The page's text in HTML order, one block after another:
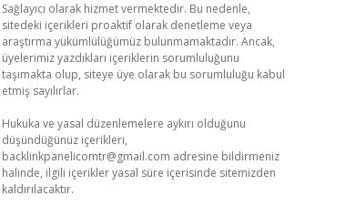
Sağlayıcı olarak hizmet vermektedir. Bu nedenle,
sitedeki içerikleri proaktif olarak denetleme veya
araştırma yükümlülüğümüz bulunmamaktadır. Ancak,
üyelerimiz yazdıkları içeriklerin sorumluluğunu
taşımakta olup, siteye üye olarak bu sorumluluğu kabul
etmiş sayılırlar.
Hukuka ve yasal düzenlemelere aykırı olduğunu
düşündüğünüz içerikleri,
backlinkpanelicomtr@gmail.com adresine bildirmeniz
halinde, ilgili içerikler yasal süre içerisinde sitemizden
kaldırılacaktır.